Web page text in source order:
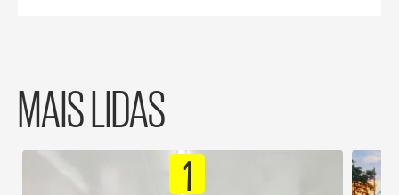
MAIS LIDAS
1